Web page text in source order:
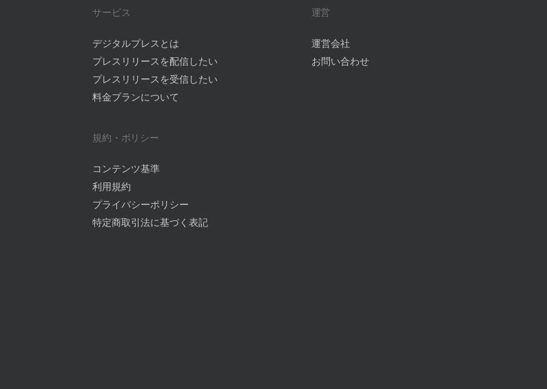
サービス
デジタルプレスとは
プレスリリースを配信したい
プレスリリースを受信したい
料金プランについて
規約・ポリシー
コンテンツ基準
利用規約
プライバシーポリシー
特定商取引法に基づく表記
運営
運営会社
お問い合わせ